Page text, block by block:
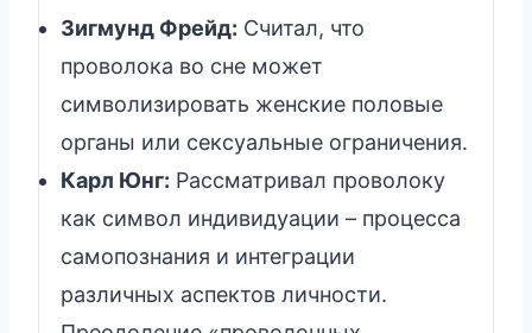
Зигмунд Фрейд: Считал, что
проволока во сне может
символизировать женские половые
органы или сексуальные ограничения.
Карл Юнг: Рассматривал проволоку
как символ индивидуации – процесса
самопознания и интеграции
различных аспектов личности.